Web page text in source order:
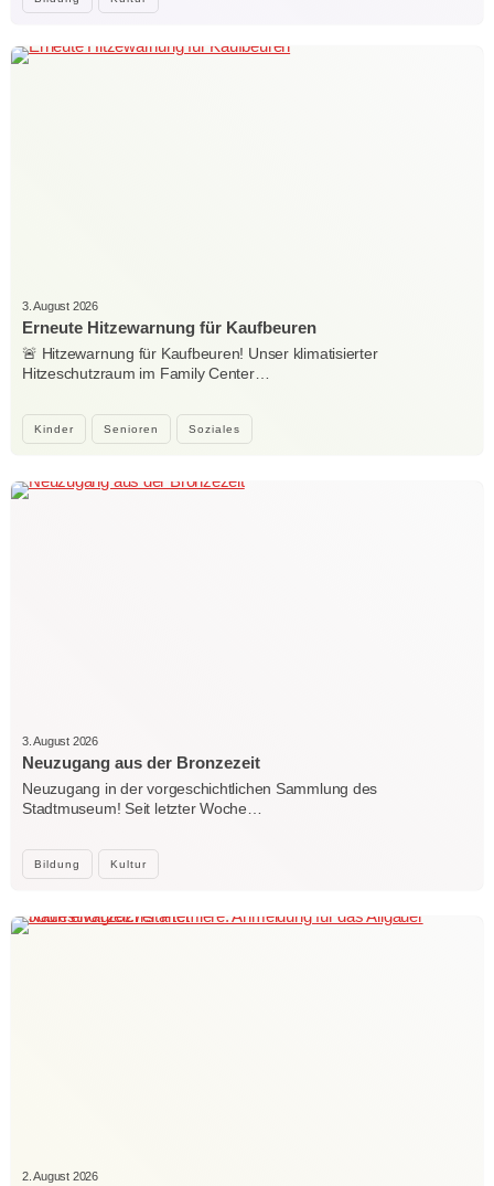
Kinder Senioren Soziales
3. August 2026
Erneute Hitzewarnung für Kaufbeuren
🚨 Hitzewarnung für Kaufbeuren! Unser klimatisierter
Hitzeschutzraum im Family Center…
Bildung Kultur
3. August 2026
Neuzugang aus der Bronzezeit
Neuzugang in der vorgeschichtlichen Sammlung des
Stadtmuseum! Seit letzter Woche…
2. August 2026